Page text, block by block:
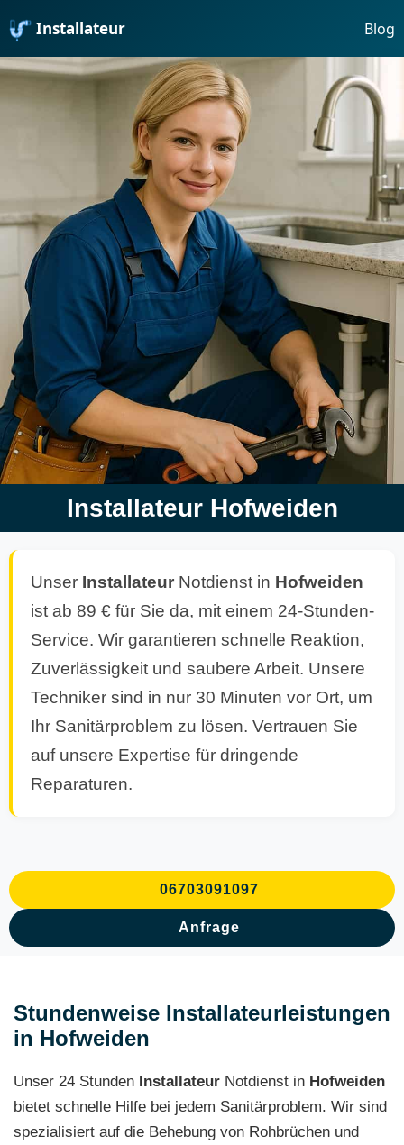
Installateur Blog
Installateur Hofweiden
Unser Installateur Notdienst in Hofweiden
ist ab 89 € für Sie da, mit einem 24-Stunden-
Service. Wir garantieren schnelle Reaktion,
Zuverlässigkeit und saubere Arbeit. Unsere
Techniker sind in nur 30 Minuten vor Ort, um
Ihr Sanitärproblem zu lösen. Vertrauen Sie
auf unsere Expertise für dringende
Reparaturen.
06703091097
Anfrage
Stundenweise Installateurleistungen
in Hofweiden
Unser 24 Stunden Installateur Notdienst in Hofweiden
bietet schnelle Hilfe bei jedem Sanitärproblem. Wir sind
spezialisiert auf die Behebung von Rohbrüchen und